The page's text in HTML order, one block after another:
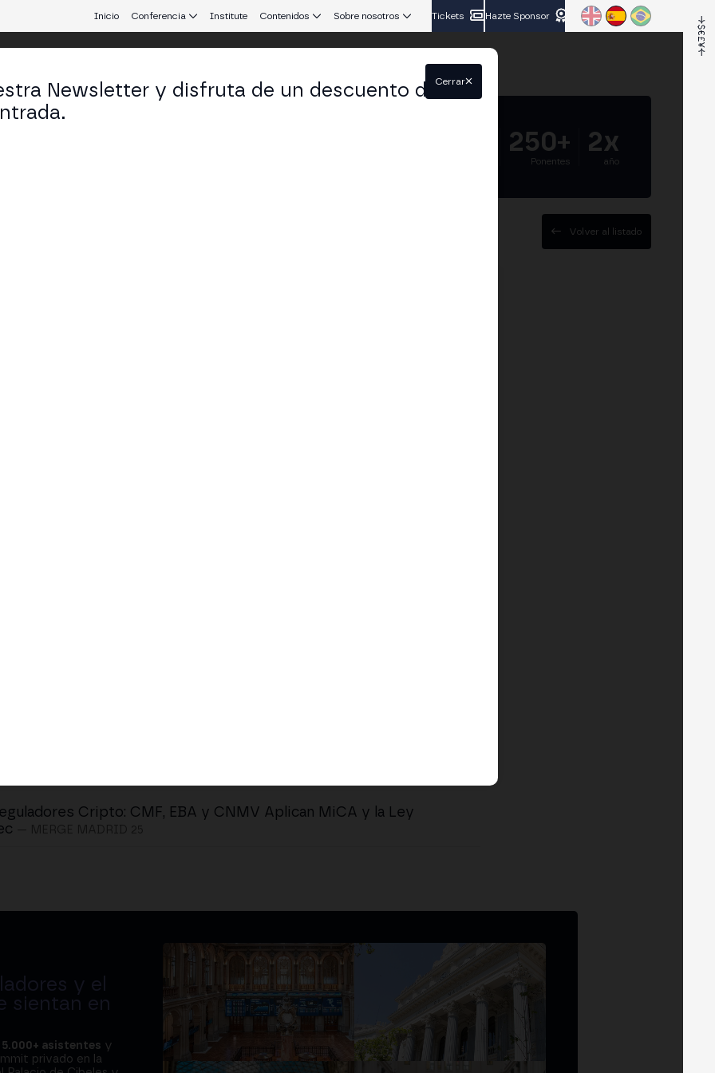
Inicio Conferencia Institute Contenidos Sobre nosotros Tickets Hazte Sponsor
250+
Ponentes
2x
año
Volver al listado
Cripto: CMF, EBA y CNMV Aplican MiCA y la Ley
y el
sientan en
5.000+ asistentes y
privado en la
Newsletter y disfruta de un descuento delCerrar